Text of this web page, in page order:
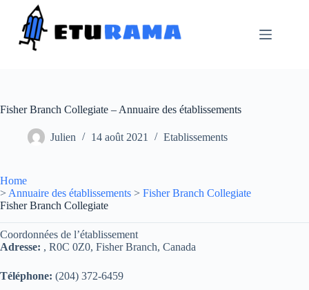
contenu
Fisher Branch Collegiate – Annuaire des établissements
Julien 14 août 2021 Etablissements
Home
> Annuaire des établissements > Fisher Branch Collegiate
Fisher Branch Collegiate
Coordonnées de l’établissement
Adresse: , R0C 0Z0, Fisher Branch, Canada
Téléphone: (204) 372-6459